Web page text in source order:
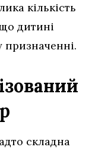
кількість
дитині
призначенні.
складна